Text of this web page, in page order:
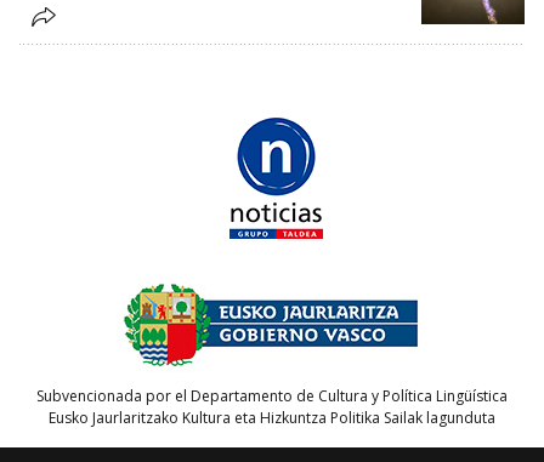
Subvencionada por el Departamento de Cultura y Política Lingüística
Eusko Jaurlaritzako Kultura eta Hizkuntza Politika Sailak lagunduta